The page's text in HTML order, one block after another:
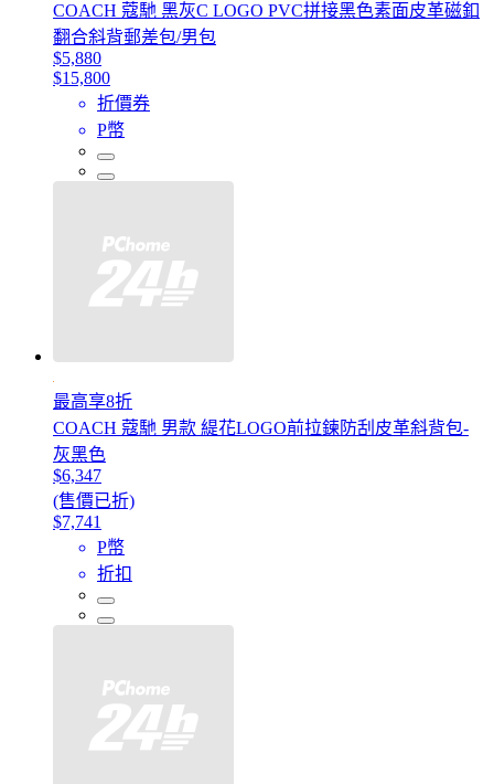
COACH 蔻馳 黑灰C LOGO PVC拼接黑色素面皮革磁釦
翻合斜背郵差包/男包
$5,880
$15,800
折價券
P幣
最高享8折
COACH 蔻馳 男款 緹花LOGO前拉鍊防刮皮革斜背包-
灰黑色
$6,347
(售價已折)
$7,741
P幣
折扣